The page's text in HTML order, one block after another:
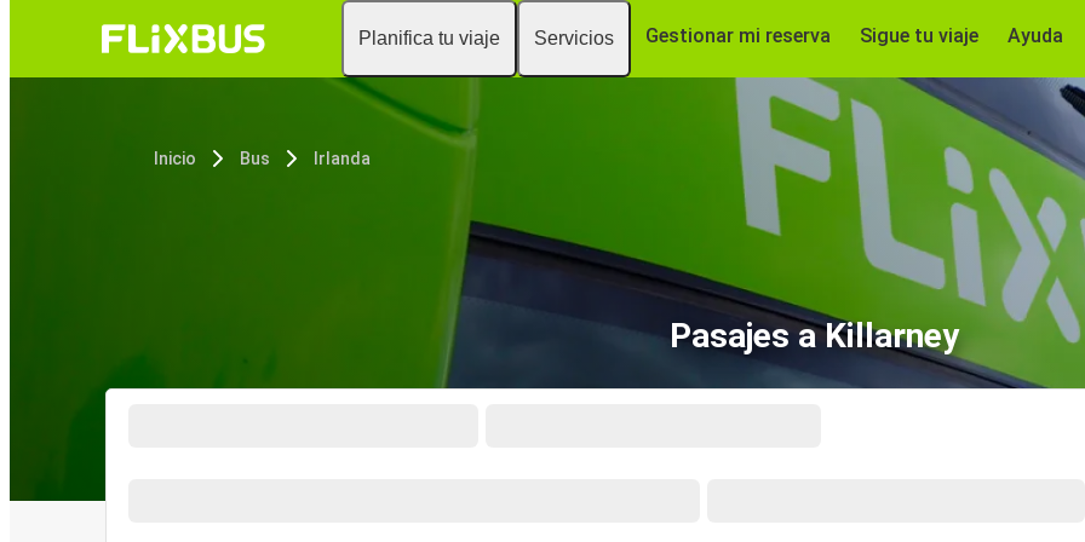
Planifica tu viaje Servicios Gestionar mi reserva Sigue tu viaje Ayuda
Inicio Bus Irlanda
Pasajes a Killarney